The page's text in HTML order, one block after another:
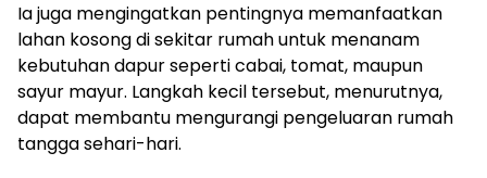
Ia juga mengingatkan pentingnya memanfaatkan
lahan kosong di sekitar rumah untuk menanam
kebutuhan dapur seperti cabai, tomat, maupun
sayur mayur. Langkah kecil tersebut, menurutnya,
dapat membantu mengurangi pengeluaran rumah
tangga sehari-hari.